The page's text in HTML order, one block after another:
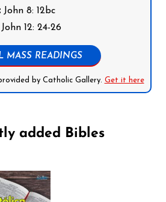
John 8: 12bc
John 12: 24-26
MASS READINGS
by Catholic Gallery. Get it here
added Bibles